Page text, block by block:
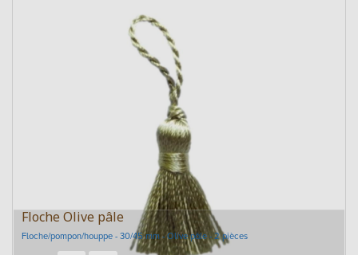
Floche Olive pâle
Floche/pompon/houppe - 30/45 mm - Olive pâle - 2 pièces